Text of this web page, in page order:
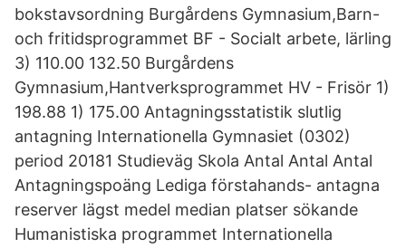
bokstavsordning Burgårdens Gymnasium,Barn-
och fritidsprogrammet BF - Socialt arbete, lärling
3) 110.00 132.50 Burgårdens
Gymnasium,Hantverksprogrammet HV - Frisör 1)
198.88 1) 175.00 Antagningsstatistik slutlig
antagning Internationella Gymnasiet (0302)
period 20181 Studieväg Skola Antal Antal Antal
Antagningspoäng Lediga förstahands- antagna
reserver lägst medel median platser sökande
Humanistiska programmet Internationella